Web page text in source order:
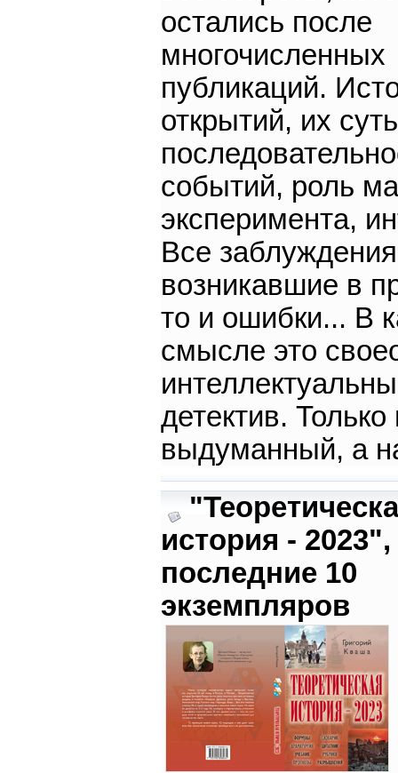
остались после
многочисленных
публикаций.
открытий, их
событий, роль
эксперимента,
Все
возникавшие в
то и ошибки... В
смысле это
детектив. Только
выдуманный, а
история - 2023",
последние 10
экземпляров